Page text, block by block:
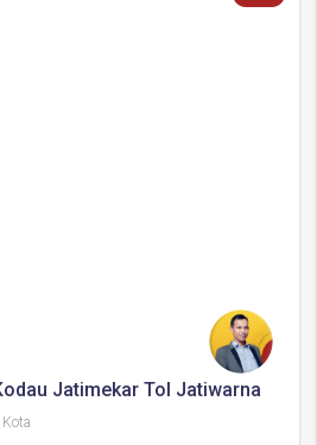
Jatimekar Tol Jatiwarna